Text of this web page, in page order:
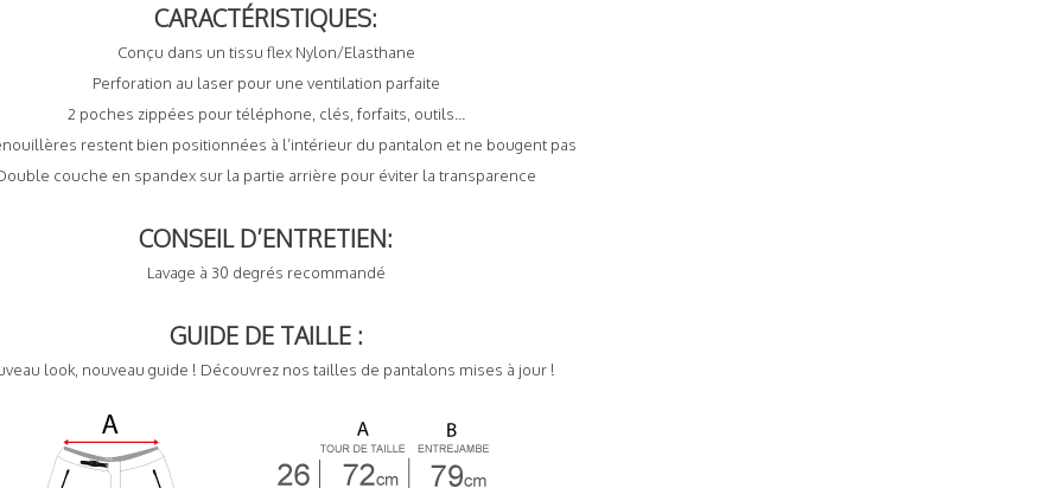
CARACTÉRISTIQUES:
Conçu dans un tissu flex Nylon/Elasthane
Perforation au laser pour une ventilation parfaite
2 poches zippées pour téléphone, clés, forfaits, outils...
restent bien positionnées à l’intérieur du pantalon et ne bougent pas
couche en spandex sur la partie arrière pour éviter la transparence
CONSEIL D’ENTRETIEN:
Lavage à 30 degrés recommandé
GUIDE DE TAILLE :
look, nouveau guide ! Découvrez nos tailles de pantalons mises à jour !